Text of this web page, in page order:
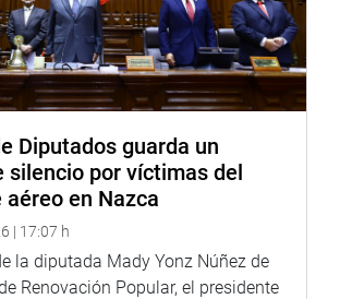
Diputados guarda un
silencio por víctimas del
en Nazca
| 17:07 h
la diputada Mady Yonz Núñez de
Renovación Popular, el presidente